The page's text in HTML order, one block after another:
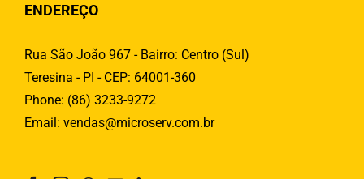
ENDEREÇO
Rua São João 967 - Bairro: Centro (Sul)
Teresina - PI - CEP: 64001-360
Phone: (86) 3233-9272
Email: vendas@microserv.com.br